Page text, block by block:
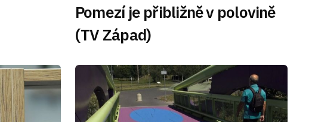
Pomezí je přibližně v polovině
(TV Západ)